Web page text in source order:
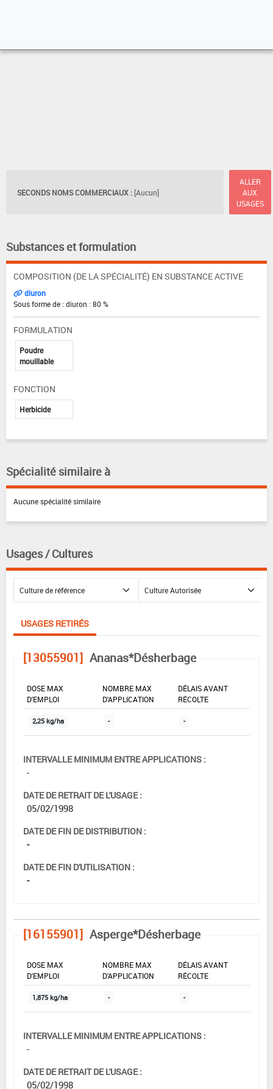
SECONDS NOMS COMMERCIAUX : [Aucun]
ALLER
AUX
USAGES
Substances et formulation
COMPOSITION (DE LA SPÉCIALITÉ) EN SUBSTANCE ACTIVE
diuron
Sous forme de : diuron : 80 %
FORMULATION
Poudre
mouillable
FONCTION
Herbicide
Spécialité similaire à
Aucune spécialité similaire
Usages / Cultures
USAGES RETIRÉS
[13055901] Ananas*Désherbage
DOSE MAX
D'EMPLOI
NOMBRE MAX
D'APPLICATION
DÉLAIS AVANT
RÉCOLTE
2,25 kg/ha - -
INTERVALLE MINIMUM ENTRE APPLICATIONS :
-
DATE DE RETRAIT DE L'USAGE :
05/02/1998
DATE DE FIN DE DISTRIBUTION :
-
DATE DE FIN D'UTILISATION :
-
[16155901] Asperge*Désherbage
DOSE MAX
D'EMPLOI
NOMBRE MAX
D'APPLICATION
DÉLAIS AVANT
RÉCOLTE
1,875 kg/ha - -
INTERVALLE MINIMUM ENTRE APPLICATIONS :
-
DATE DE RETRAIT DE L'USAGE :
05/02/1998